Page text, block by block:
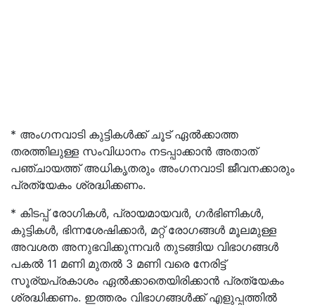
* അംഗനവാടി കുട്ടികൾക്ക് ചൂട് ഏൽക്കാത്ത
തരത്തിലുള്ള സംവിധാനം നടപ്പാക്കാൻ അതാത്
പഞ്ചായത്ത്‌ അധികൃതരും അംഗനവാടി ജീവനക്കാരും
പ്രത്യേകം ശ്രദ്ധിക്കണം.
* കിടപ്പ് രോഗികൾ, പ്രായമായവർ, ഗർഭിണികൾ,
കുട്ടികൾ, ഭിന്നശേഷിക്കാർ, മറ്റ് രോഗങ്ങൾ മൂലമുള്ള
അവശത അനുഭവിക്കുന്നവർ തുടങ്ങിയ വിഭാഗങ്ങൾ
പകൽ 11 മണി മുതൽ 3 മണി വരെ നേരിട്ട്
സൂര്യപ്രകാശം ഏൽക്കാതെയിരിക്കാൻ പ്രത്യേകം
ശ്രദ്ധിക്കണം. ഇത്തരം വിഭാഗങ്ങൾക്ക് എളുപ്പത്തിൽ